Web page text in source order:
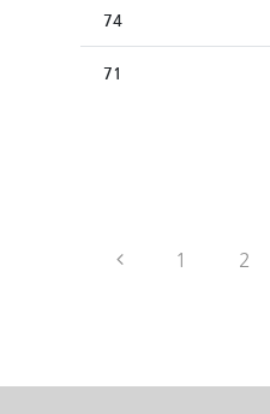
74
71
1 2